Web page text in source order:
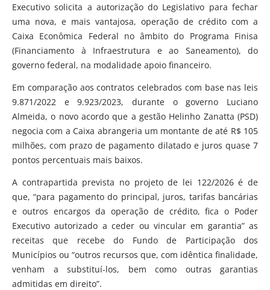
Executivo solicita a autorização do Legislativo para fechar
uma nova, e mais vantajosa, operação de crédito com a
Caixa Econômica Federal no âmbito do Programa Finisa
(Financiamento à Infraestrutura e ao Saneamento), do
governo federal, na modalidade apoio financeiro.
Em comparação aos contratos celebrados com base nas leis
9.871/2022 e 9.923/2023, durante o governo Luciano
Almeida, o novo acordo que a gestão Helinho Zanatta (PSD)
negocia com a Caixa abrangeria um montante de até R$ 105
milhões, com prazo de pagamento dilatado e juros quase 7
pontos percentuais mais baixos.
A contrapartida prevista no projeto de lei 122/2026 é de
que, “para pagamento do principal, juros, tarifas bancárias
e outros encargos da operação de crédito, fica o Poder
Executivo autorizado a ceder ou vincular em garantia” as
receitas que recebe do Fundo de Participação dos
Municípios ou “outros recursos que, com idêntica finalidade,
venham a substituí-los, bem como outras garantias
admitidas em direito”.